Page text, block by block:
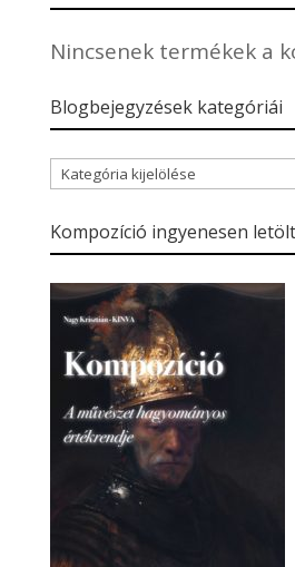
Nincsenek termékek a
Blogbejegyzések kategóriái
Blogbejegyzések
kategóriái
Kompozíció ingyenesen